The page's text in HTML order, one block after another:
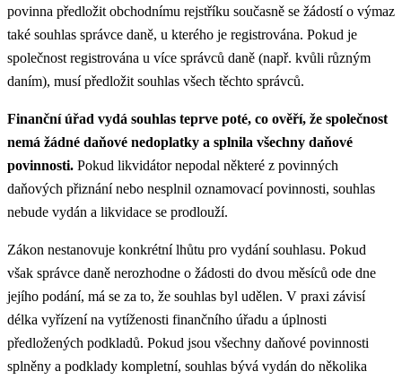
povinna předložit obchodnímu rejstříku současně se žádostí o výmaz
také souhlas správce daně, u kterého je registrována. Pokud je
společnost registrována u více správců daně (např. kvůli různým
daním), musí předložit souhlas všech těchto správců.​
Finanční úřad vydá souhlas teprve poté, co ověří, že společnost
nemá žádné daňové nedoplatky a splnila všechny daňové
povinnosti. Pokud likvidátor nepodal některé z povinných
daňových přiznání nebo nesplnil oznamovací povinnosti, souhlas
nebude vydán a likvidace se prodlouží.
Zákon nestanovuje konkrétní lhůtu pro vydání souhlasu. Pokud
však správce daně nerozhodne o žádosti do dvou měsíců ode dne
jejího podání, má se za to, že souhlas byl udělen. V praxi závisí
délka vyřízení na vytíženosti finančního úřadu a úplnosti
předložených podkladů. Pokud jsou všechny daňové povinnosti
splněny a podklady kompletní, souhlas bývá vydán do několika